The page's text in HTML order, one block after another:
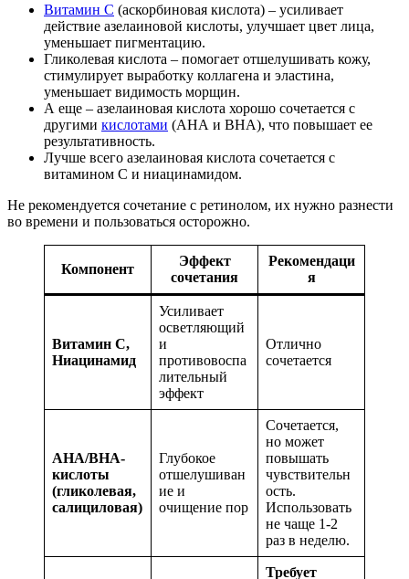
Витамин С (аскорбиновая кислота) – усиливает
действие азелаиновой кислоты, улучшает цвет лица,
уменьшает пигментацию.
Гликолевая кислота – помогает отшелушивать кожу,
стимулирует выработку коллагена и эластина,
уменьшает видимость морщин.
А еще – азелаиновая кислота хорошо сочетается с
другими кислотами (АНА и ВНА), что повышает ее
результативность.
Лучше всего азелаиновая кислота сочетается с
витамином С и ниацинамидом.
Не рекомендуется сочетание с ретинолом, их нужно разнести
во времени и пользоваться осторожно.
Компонент
Эффект
сочетания
Рекомендаци
я
Витамин С,
Ниацинамид
Усиливает
осветляющий
и
противовоспа
лительный
эффект
Отлично
сочетается
АНА/ВНА-
кислоты
(гликолевая,
салициловая)
Глубокое
отшелушиван
ие и
очищение пор
Сочетается,
но может
повышать
чувствительн
ость.
Использовать
не чаще 1-2
раз в неделю.
Требует